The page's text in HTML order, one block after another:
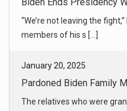
Pardoned Biden Family
The relatives who were
minutes of Joseph [...]
January 20, 2025
Gaza Residents Return
Palestinians returning to